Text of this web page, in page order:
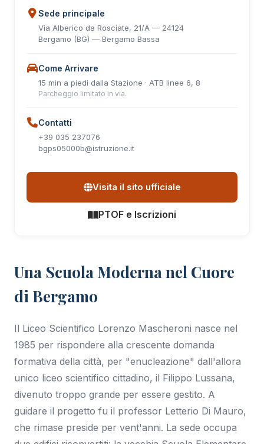
Una Scuola Moderna nel Cuore
di Bergamo
Il Liceo Scientifico Lorenzo Mascheroni nasce nel
1985 per rispondere alla crescente domanda
formativa della città, per "enucleazione" dall'allora
unico liceo scientifico cittadino, il Filippo Lussana,
divenuto troppo grande per essere gestito. A
guidare il progetto fu il professor Letterio Di Mauro,
che rimase preside per vent'anni. La sede occupa
Sede principale
Via Alberico da Rosciate, 21/A — 24124
Bergamo (BG) — Bergamo Bassa
Come Arrivare
15 min a piedi dalla Stazione · ATB linee 6, 8
Parcheggio limitato in via.
Contatti
+39 035 237076
bgps05000b@istruzione.it
Visita il sito ufficiale
PTOF e Iscrizioni